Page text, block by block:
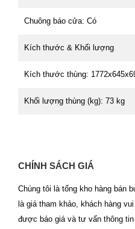
Chuông báo cửa: Có
Kích thước & Khối lượng
Kích thước thùng:
Khối lượng thùng (kg): 73 kg
CHÍNH SÁCH GIÁ
Chúng tôi là tổng kho hàng bán
là giá tham khảo, khách hàng
được báo giá và tư vấn thông